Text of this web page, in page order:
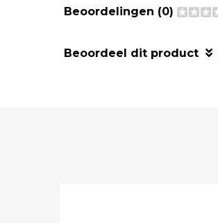
Beoordelingen (0)
Beoordeel dit product